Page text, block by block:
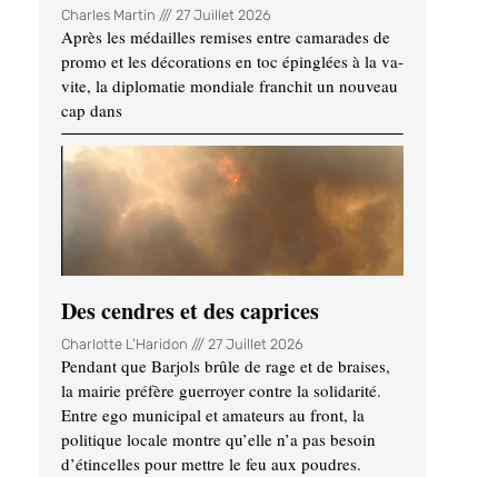
Charles Martin 27 Juillet 2026
Après les médailles remises entre camarades de
promo et les décorations en toc épinglées à la va-
vite, la diplomatie mondiale franchit un nouveau
cap dans
Des cendres et des caprices
Charlotte L'Haridon 27 Juillet 2026
Pendant que Barjols brûle de rage et de braises,
la mairie préfère guerroyer contre la solidarité.
Entre ego municipal et amateurs au front, la
politique locale montre qu’elle n’a pas besoin
d’étincelles pour mettre le feu aux poudres.